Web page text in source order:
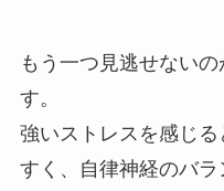
もう一つ見逃せない
す。
強いストレスを感じ
すく、自律神経のバ